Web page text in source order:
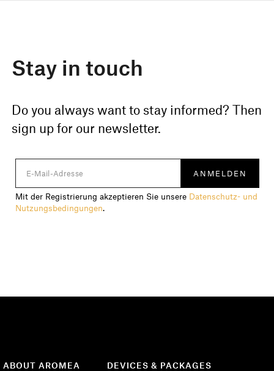
Stay in touch
Do you always want to stay informed? Then
sign up for our newsletter.
Mit der Registrierung akzeptieren Sie unsere Datenschutz- und
Nutzungsbedingungen.
ABOUT AROMEA DEVICES & PACKAGES